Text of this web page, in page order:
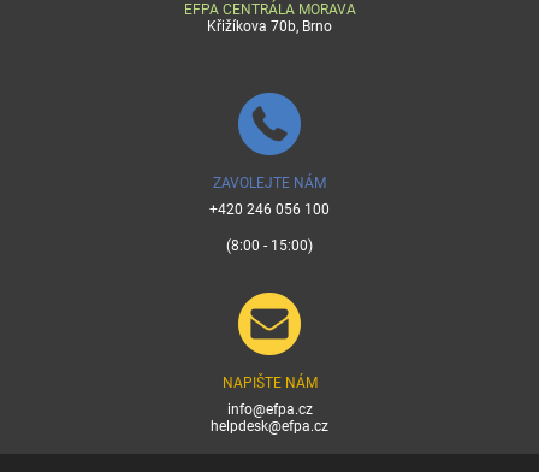
EFPA CENTRÁLA MORAVA
Křižíkova 70b, Brno
ZAVOLEJTE NÁM
+420 246 056 100
(8:00 - 15:00)
NAPIŠTE NÁM
info@efpa.cz
helpdesk@efpa.cz